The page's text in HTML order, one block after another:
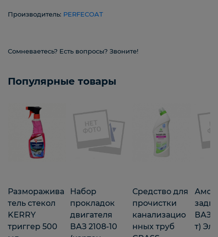
Производитель: PERFECOAT
Сомневаетесь? Есть вопросы? Звоните!
Популярные товары
Разморажива
тель стекол
KERRY
триггер 500
Набор
прокладок
двигателя
ВАЗ 2108-10
Средство для
прочистки
канализацио
нных труб
ВАЗ
т)